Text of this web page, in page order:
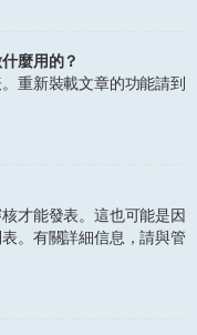
麼用的？
重新裝載文章的功能請到
才能發表。這也可能是因
。有關詳細信息，請與管